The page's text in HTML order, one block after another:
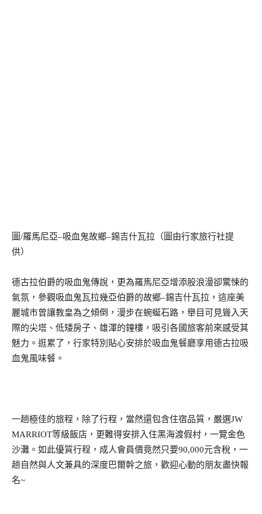
圖/羅馬尼亞–吸血鬼故鄉–錫吉什瓦拉（圖由行家旅行社提
供）
德古拉伯爵的吸血鬼傳說，更為羅馬尼亞增添股浪漫卻驚悚的
氣氛，參觀吸血鬼瓦拉幾亞伯爵的故鄉–錫吉什瓦拉，這座美
麗城市曾讓教皇為之傾倒，漫步在蜿蜒石路，舉目可見聳入天
際的尖塔、低矮房子、雄渾的鐘樓，吸引各國旅客前來感受其
魅力。逛累了，行家特別貼心安排於吸血鬼餐廳享用德古拉吸
血鬼風味餐。
一趟極佳的旅程，除了行程，當然還包含住宿品質，嚴選JW
MARRIOT等級飯店，更難得安排入住黑海渡假村，一覽金色
沙灘。如此優質行程，成人會員價竟然只要90,000元含稅，一
趟自然與人文兼具的深度巴爾幹之旅，歡迎心動的朋友盡快報
名~